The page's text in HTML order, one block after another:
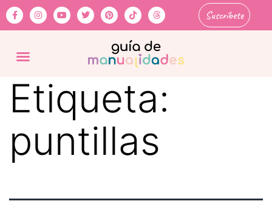
Suscríbete
Etiqueta:
puntillas